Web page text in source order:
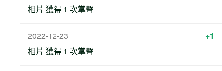
相片 獲得 1 次掌聲
2022-12-23
+1
相片 獲得 1 次掌聲